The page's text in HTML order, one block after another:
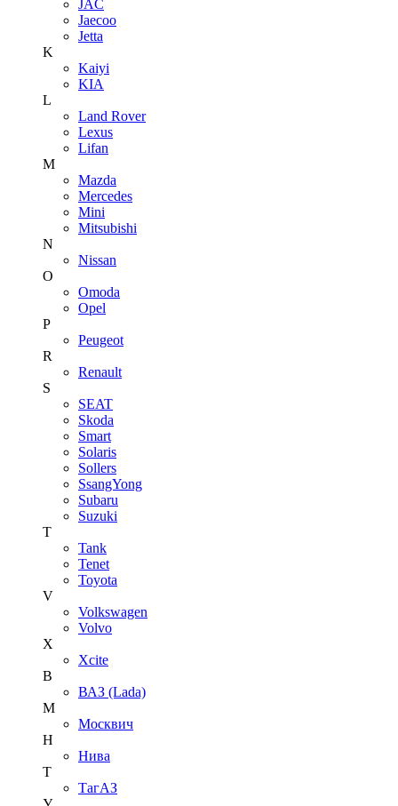
JAC
Jaecoo
Jetta
K
Kaiyi
KIA
L
Land Rover
Lexus
Lifan
M
Mazda
Mercedes
Mini
Mitsubishi
N
Nissan
O
Omoda
Opel
P
Peugeot
R
Renault
S
SEAT
Skoda
Smart
Solaris
Sollers
SsangYong
Subaru
Suzuki
T
Tank
Tenet
Toyota
V
Volkswagen
Volvo
X
Xcite
В
ВАЗ (Lada)
М
Москвич
Н
Нива
Т
ТагАЗ